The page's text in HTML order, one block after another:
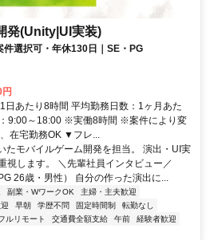
発(Unity|UI実装)
選択可・年休130日｜SE・PG
日あたり8時間 平均勤務日数：1ヶ月あた
9:00～18:00 ※実働8時間 ※案件により変
在宅勤務OK ▼フレ...
たモバイルゲーム開発を担当。 演出・UI実
視します。 ＼先輩社員インタビュー／
26歳・男性） 自分の作った演出に...
副業・WワークOK
主婦・主夫歓迎
早朝 学歴不問 固定時間制
転勤なし
ルリモート 交通費全額支給 午前
経験者歓迎